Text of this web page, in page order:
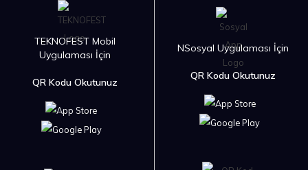
TEKNOFEST Mobil
Uygulaması İçin
QR Kodu Okutunuz
NSosyal Uygulaması İçin
QR Kodu Okutunuz